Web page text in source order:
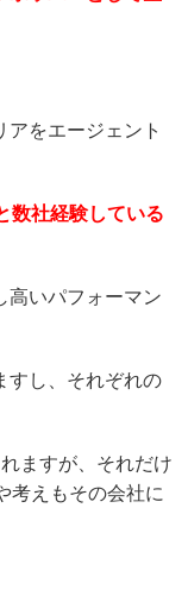
アをエージェント
数社経験している
高いパフォーマン
すし、それぞれの
ますが、それだけ
考えもその会社に